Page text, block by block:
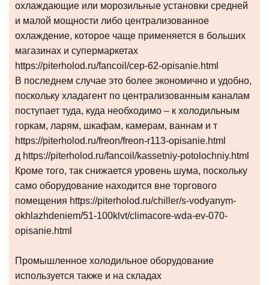
охлаждающие или морозильные установки средней
и малой мощности либо централизованное
охлаждение, которое чаще применяется в больших
магазинах и супермаркетах
https://piterholod.ru/fancoil/cep-62-opisanie.html
В последнем случае это более экономично и удобно,
поскольку хладагент по централизованным каналам
поступает туда, куда необходимо – к холодильным
горкам, ларям, шкафам, камерам, ваннам и т
https://piterholod.ru/freon/freon-r113-opisanie.html
д https://piterholod.ru/fancoil/kassetniy-potolochniy.html
Кроме того, так снижается уровень шума, поскольку
само оборудование находится вне торгового
помещения https://piterholod.ru/chiller/s-vodyanym-
okhlazhdeniem/51-100klvt/climacore-wda-ev-070-
opisanie.html
Промышленное холодильное оборудование
используется также и на складах